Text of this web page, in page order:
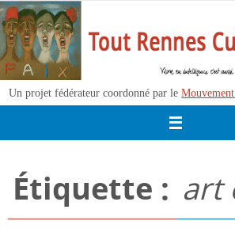
Passer
vers
le
contenu
Un projet fédérateur coordonné par le
Étiquette : art